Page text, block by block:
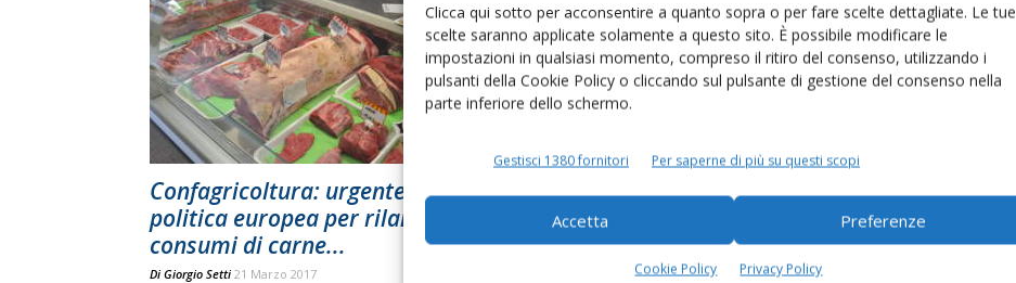
Clicca qui sotto per acconsentire a quanto sopra o per fare scelte dettagliate. Le tue
scelte saranno applicate solamente a questo sito. È possibile modificare le
impostazioni in qualsiasi momento, compreso il ritiro del consenso, utilizzando i
pulsanti della Cookie Policy o cliccando sul pulsante di gestione del consenso nella
parte inferiore dello schermo.
Gestisci 1380 fornitori Per saperne di più su questi scopi
Accetta Preferenze
Cookie Policy Privacy Policy
Confagricoltura: urgente una
politica europea per rilanciare i
consumi di carne...
Di Giorgio Setti 21 Marzo 2017
Abs distribuirà in Italia la
genetica Rossa Norvegese
DiBarbara Gamberini 29 Settembre 2016